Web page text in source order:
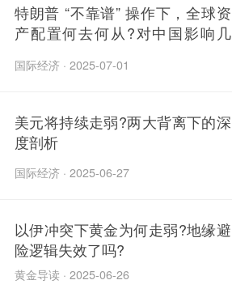
特朗普 “不靠谱” 操作下，全球资
产配置何去何从?对中国影响几
国际经济 · 2025-07-01
美元将持续走弱?两大背离下的深
度剖析
国际经济 · 2025-06-27
以伊冲突下黄金为何走弱?地缘避
险逻辑失效了吗?
黄金导读 · 2025-06-26